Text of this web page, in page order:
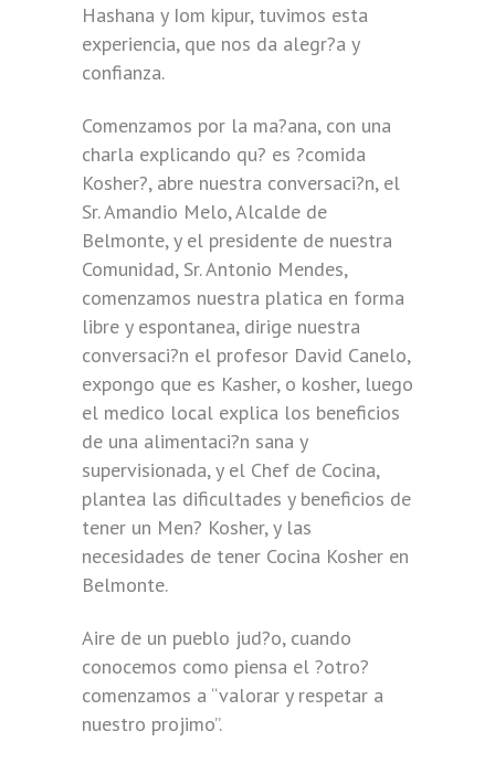
Hashana y Iom kipur, tuvimos esta
experiencia, que nos da alegr?a y
confianza.
Comenzamos por la ma?ana, con una
charla explicando qu? es ?comida
Kosher?, abre nuestra conversaci?n, el
Sr. Amandio Melo, Alcalde de
Belmonte, y el presidente de nuestra
Comunidad, Sr. Antonio Mendes,
comenzamos nuestra platica en forma
libre y espontanea, dirige nuestra
conversaci?n el profesor David Canelo,
expongo que es Kasher, o kosher, luego
el medico local explica los beneficios
de una alimentaci?n sana y
supervisionada, y el Chef de Cocina,
plantea las dificultades y beneficios de
tener un Men? Kosher, y las
necesidades de tener Cocina Kosher en
Belmonte.
Aire de un pueblo jud?o, cuando
conocemos como piensa el ?otro?
comenzamos a “valorar y respetar a
nuestro projimo”.